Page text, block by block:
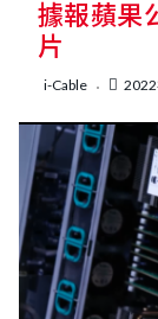
據報蘋果
片
i-Cable